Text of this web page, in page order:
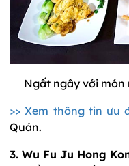
Ngất ngây với món
>> Xem thông tin ưu
Quán.
3. Wu Fu Ju Hong